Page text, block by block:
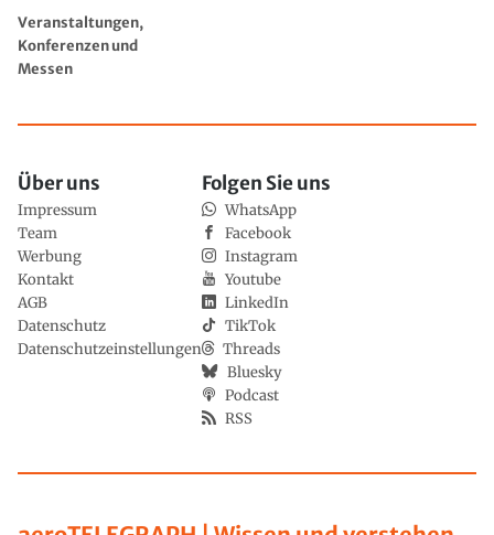
Veranstaltungen,
Konferenzen und
Messen
Über uns
Impressum
Team
Werbung
Kontakt
AGB
Datenschutz
Datenschutzeinstellungen
Folgen Sie uns
WhatsApp
Facebook
Instagram
Youtube
LinkedIn
TikTok
Threads
Bluesky
Podcast
RSS